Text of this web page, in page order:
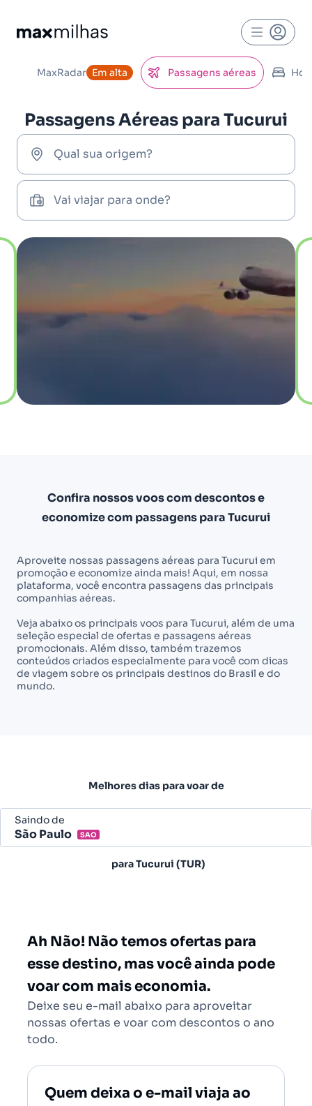
MaxRadar Em alta Passagens aéreas
Passagens Aéreas para Tucurui
Qual sua origem?
Vai viajar para onde?
Confira nossos voos com descontos e
economize com passagens para Tucurui
Aproveite nossas passagens aéreas para Tucurui em
promoção e economize ainda mais! Aqui, em nossa
plataforma, você encontra passagens das principais
companhias aéreas.
Veja abaixo os principais voos para Tucurui, além de uma
seleção especial de ofertas e passagens aéreas
promocionais. Além disso, também trazemos
conteúdos criados especialmente para você com dicas
de viagem sobre os principais destinos do Brasil e do
mundo.
Melhores dias para voar de
Saindo de
São Paulo SAO
Belo Horizonte - Todos (BHZ)
Salvador - Todos (SSA)
Brasília (BSB)
paraTucurui (TUR)
Ah Não! Não temos ofertas para
esse destino, mas você ainda pode
voar com mais economia.
Deixe seu e-mail abaixo para aproveitar
nossas ofertas e voar com descontos o ano
todo.
Quem deixa o e-mail viaja ao